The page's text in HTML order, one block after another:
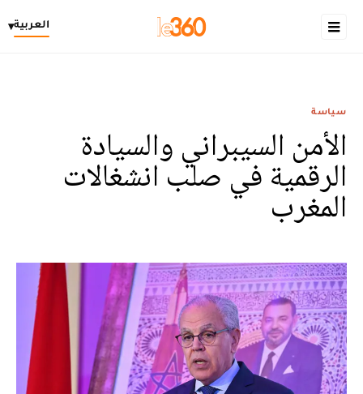
العربية▾
سياسة
الأمن السيبراني والسيادة
الرقمية في صلب انشغالات
المغرب